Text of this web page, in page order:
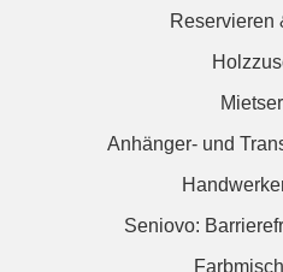
Reservieren
Anhänger- und
Seniovo: